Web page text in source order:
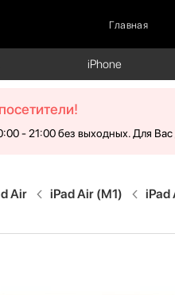
Главная
iPhone
- 21:00 без выходных. Для Вас
Air iPad Air (M1) iPad